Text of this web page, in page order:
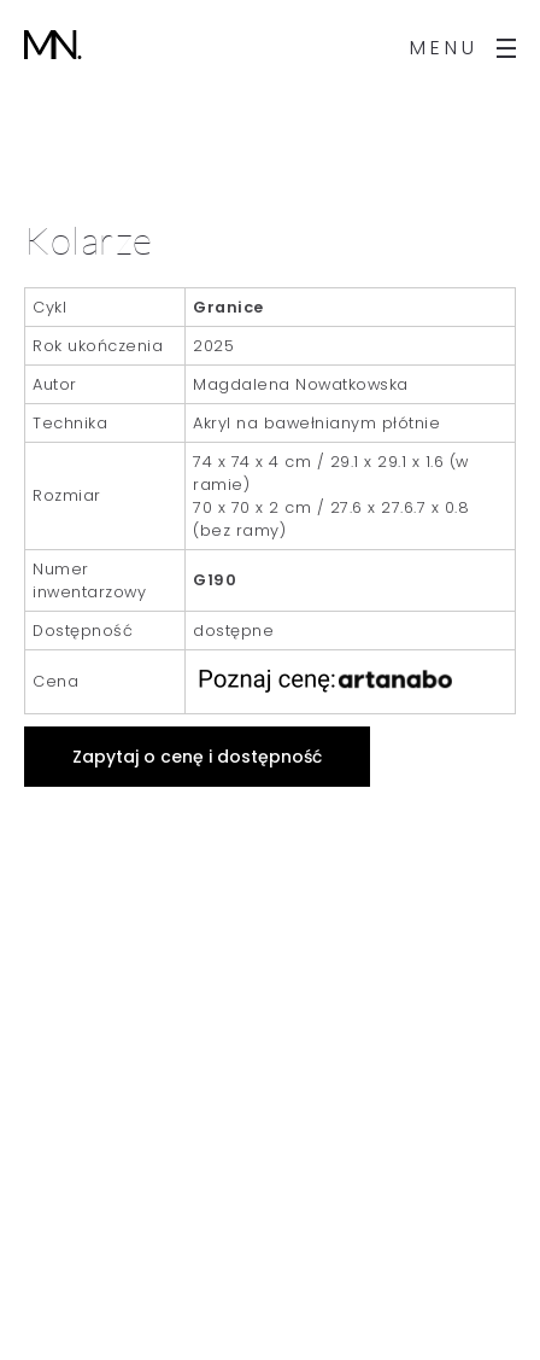
MENU
Kolarze
Cykl
Granice
Rok ukończenia
2025
Autor
Magdalena Nowatkowska
Technika
Akryl na bawełnianym płótnie
Rozmiar
74 x 74 x 4 cm / 29.1 x 29.1 x 1.6 (w
ramie)
70 x 70 x 2 cm / 27.6 x 27.6.7 x 0.8
(bez ramy)
Numer
inwentarzowy
G190
Dostępność dostępne
Cena
Zapytaj o cenę i dostępność